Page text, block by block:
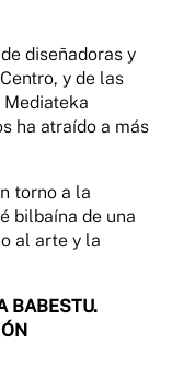
diseñadoras y
y de las
ha atraído a más
torno a la
bilbaína de una
al arte y la
BABESTU.